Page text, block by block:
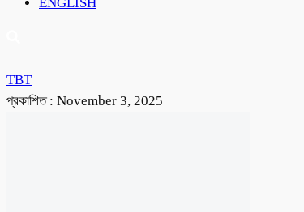
TBT
প্রকাশিত : November 3, 2025